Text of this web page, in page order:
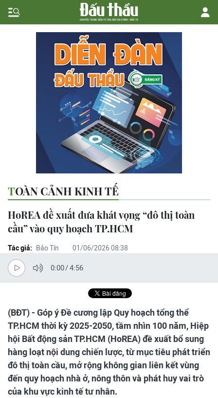
TOÀN CẢNH KINH TẾ
HoREA đề xuất đưa khát vọng “đô thị toàn
cầu” vào quy hoạch TP.HCM
Tác giả: Bảo Tín 01/06/2026 08:38
0:00/4:56
(BĐT) - Góp ý Đề cương lập Quy hoạch tổng thể
TP.HCM thời kỳ 2025-2050, tầm nhìn 100 năm, Hiệp
hội Bất động sản TP.HCM (HoREA) đề xuất bổ sung
hàng loạt nội dung chiến lược, từ mục tiêu phát triển
đô thị toàn cầu, mở rộng không gian liên kết vùng
đến quy hoạch nhà ở, nông thôn và phát huy vai trò
của khu vực kinh tế tư nhân.